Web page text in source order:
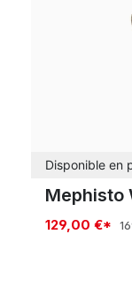
Disponible en
Mephisto
129,00 €*